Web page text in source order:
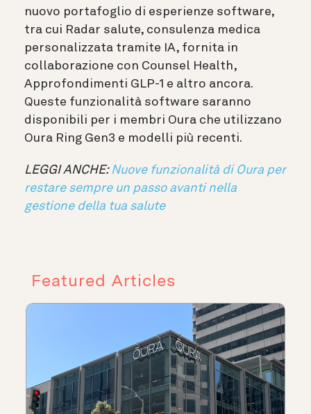
nuovo portafoglio di esperienze software,
tra cui Radar salute, consulenza medica
personalizzata tramite IA, fornita in
collaborazione con Counsel Health,
Approfondimenti GLP-1 e altro ancora.
Queste funzionalità software saranno
disponibili per i membri Oura che utilizzano
Oura Ring Gen3 e modelli più recenti.
LEGGI ANCHE: Nuove funzionalità di Oura per
restare sempre un passo avanti nella
gestione della tua salute
Featured Articles